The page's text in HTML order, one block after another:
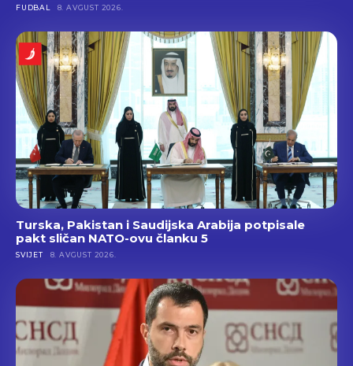
FUDBAL 8. AVGUST 2026.
Turska, Pakistan i Saudijska Arabija potpisale
pakt sličan NATO-ovu članku 5
SVIJET 8. AVGUST 2026.